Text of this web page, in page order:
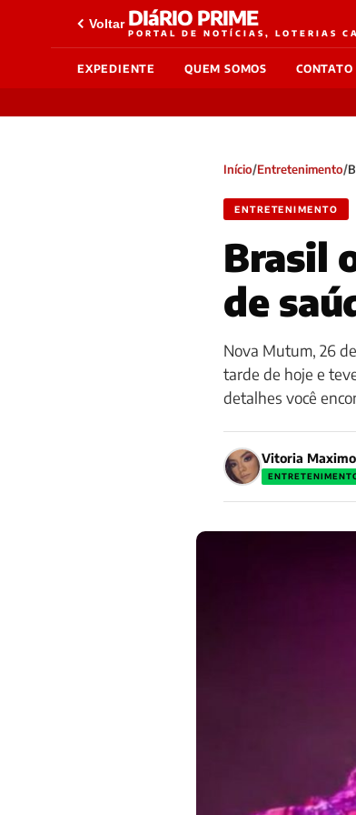
Voltar DIáRIO PRIME
PORTAL DE NOTÍCIAS, LOTERIAS
EXPEDIENTE QUEM SOMOS CONTATO
Início/Entretenimento/
ENTRETENIMENTO
Brasil
de
Nova Mutum, 26
tarde de hoje e
detalhes você
Vitoria Maximo